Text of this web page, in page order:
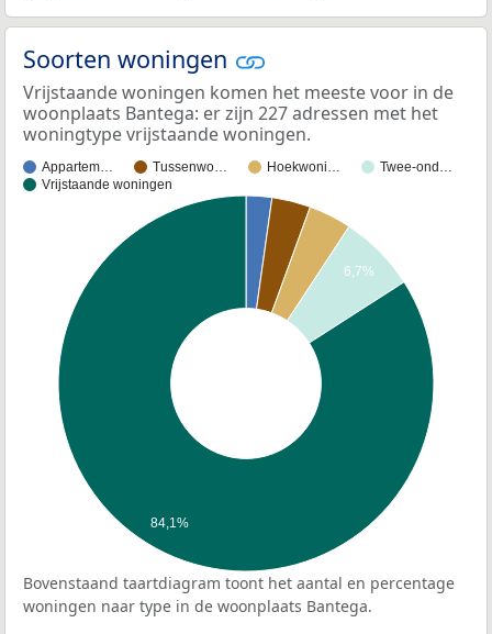
Soorten woningen
Vrijstaande woningen komen het meeste voor in de
woonplaats Bantega: er zijn 227 adressen met het
woningtype vrijstaande woningen.
Appartem… Tussenwo… Hoekwoni…
Twee-ond…
Vrijstaande woningen
6,7%
84,1%
Bovenstaand taartdiagram toont het aantal en percentage
woningen naar type in de woonplaats Bantega.